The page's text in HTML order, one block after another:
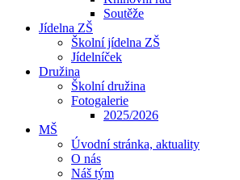
Soutěže
Jídelna ZŠ
Školní jídelna ZŠ
Jídelníček
Družina
Školní družina
Fotogalerie
2025/2026
MŠ
Úvodní stránka, aktuality
O nás
Náš tým